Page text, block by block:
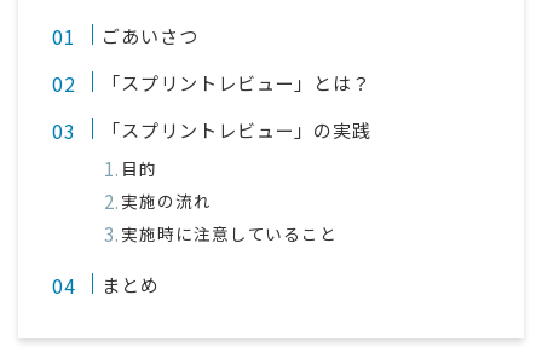
ごあいさつ
「スプリントレビュー」とは？
「スプリントレビュー」の実践
目的
実施の流れ
実施時に注意していること
まとめ